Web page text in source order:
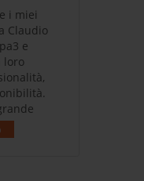
i miei
Claudio
e
loro
per
gusti e